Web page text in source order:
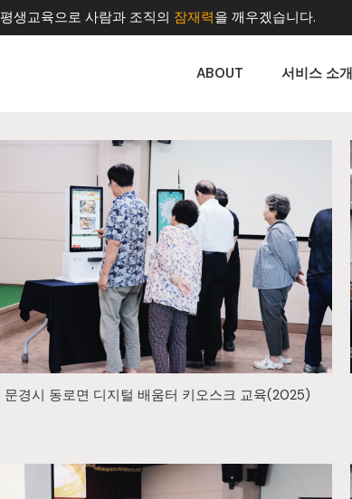
평생교육으로 사람과 조직의 잠재력을 깨우겠습니다.
ABOUT 서비스 소개
문경시 동로면 디지털 배움터 키오스크 교육(2025)